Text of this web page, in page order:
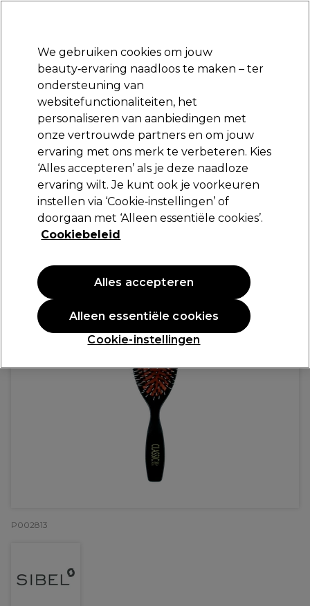
Aanmelden
Merken Deals Haar Elektra
Volgende dag geleverd*
Na verzending, maandag t/m vrijdag
Sibel Pneumatische borstel - Classic 71
6,31 €7,89 €
PROMOTIE
P002813
We gebruiken cookies om jouw
beauty‑ervaring naadloos te maken – ter
ondersteuning van
websitefunctionaliteiten, het
personaliseren van aanbiedingen met
onze vertrouwde partners en om jouw
ervaring met ons merk te verbeteren. Kies
‘Alles accepteren’ als je deze naadloze
ervaring wilt. Je kunt ook je voorkeuren
instellen via ‘Cookie‑instellingen’ of
doorgaan met ‘Alleen essentiële cookies’.
Cookiebeleid
Cookie-instellingen
Alleen essentiële cookies
Alles accepteren